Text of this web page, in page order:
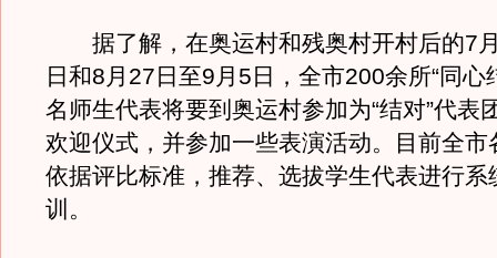
据了解，在奥运村和残奥村开村后的7
日和8月27日至9月5日，全市200余所“同心
名师生代表将要到奥运村参加为“结对”代表
欢迎仪式，并参加一些表演活动。目前全市
依据评比标准，推荐、选拔学生代表进行系
训。